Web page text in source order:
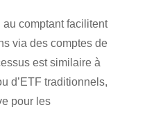
comptant facilitent
via des comptes de
est similaire à
d’ETF traditionnels,
pour les